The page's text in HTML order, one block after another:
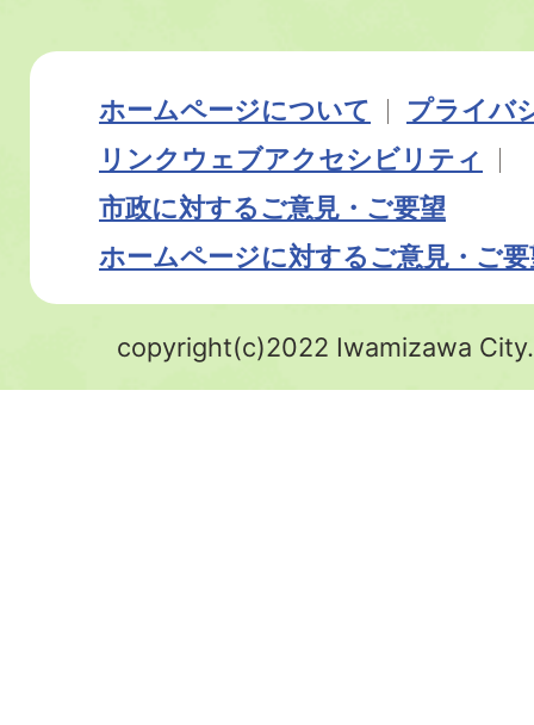
ホームページについて
プライバ
リンク ウェブアクセシビリティ
市政に対するご意見・ご要望
ホームページに対するご意見・ご
copyright(c)2022 Iwamizawa